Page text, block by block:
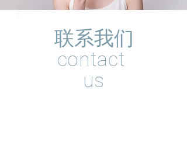
联系我们​​
contact
us